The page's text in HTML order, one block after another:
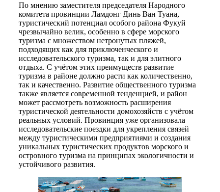
По мнению заместителя председателя Народного
комитета провинции Ламдонг Динь Ван Туана,
туристический потенциал особого района Фукуй
чрезвычайно велик, особенно в сфере морского
туризма с множеством нетронутых пляжей,
подходящих как для приключенческого и
исследовательского туризма, так и для элитного
отдыха. С учётом этих преимуществ развитие
туризма в районе должно расти как количественно,
так и качественно. Развитие общественного туризма
также является современной тенденцией, и район
может рассмотреть возможность расширения
туристической деятельности домохозяйств с учётом
реальных условий. Провинция уже организовала
исследовательские поездки для укрепления связей
между туристическими предприятиями и создания
уникальных туристических продуктов морского и
островного туризма на принципах экологичности и
устойчивого развития.